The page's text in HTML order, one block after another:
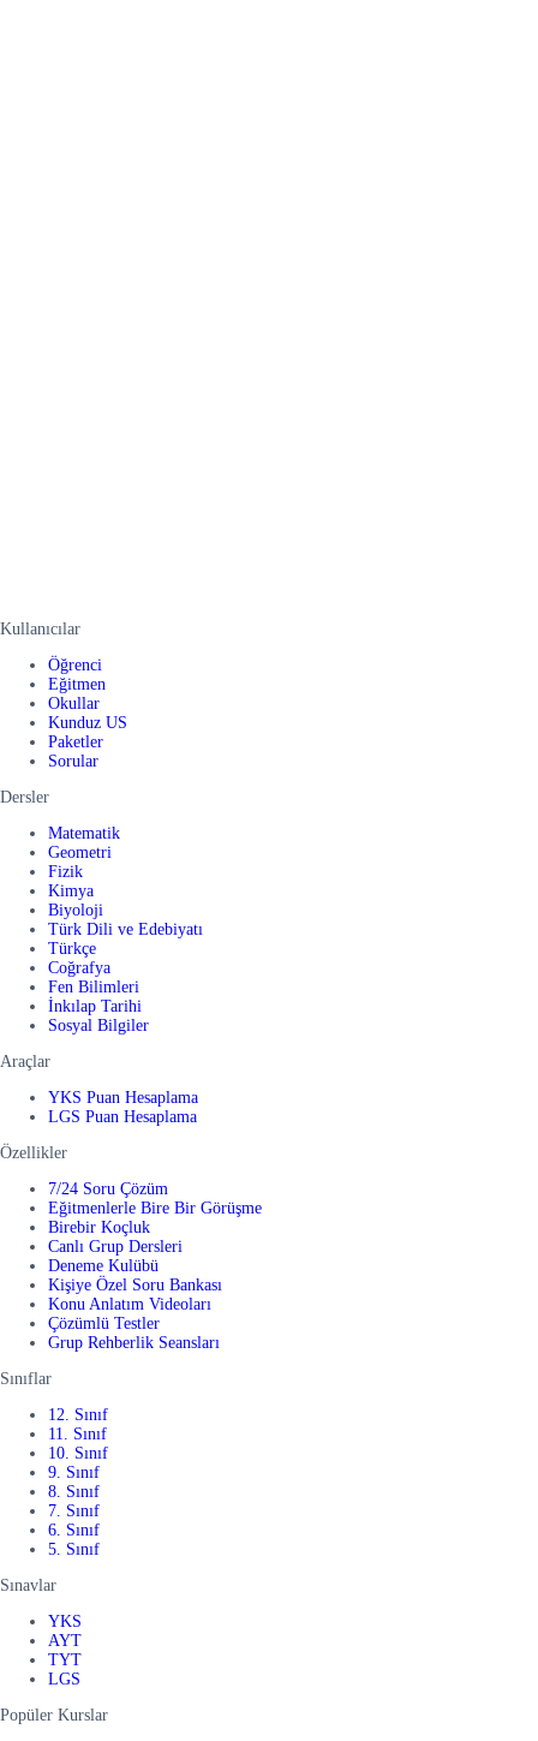
Kullanıcılar
Öğrenci
Eğitmen
Okullar
Kunduz US
Paketler
Sorular
Dersler
Matematik
Geometri
Fizik
Kimya
Biyoloji
Türk Dili ve Edebiyatı
Türkçe
Coğrafya
Fen Bilimleri
İnkılap Tarihi
Sosyal Bilgiler
Araçlar
YKS Puan Hesaplama
LGS Puan Hesaplama
Özellikler
7/24 Soru Çözüm
Eğitmenlerle Bire Bir Görüşme
Birebir Koçluk
Canlı Grup Dersleri
Deneme Kulübü
Kişiye Özel Soru Bankası
Konu Anlatım Videoları
Çözümlü Testler
Grup Rehberlik Seansları
Sınıflar
12. Sınıf
11. Sınıf
10. Sınıf
9. Sınıf
8. Sınıf
7. Sınıf
6. Sınıf
5. Sınıf
Sınavlar
YKS
AYT
TYT
LGS
Popüler Kurslar